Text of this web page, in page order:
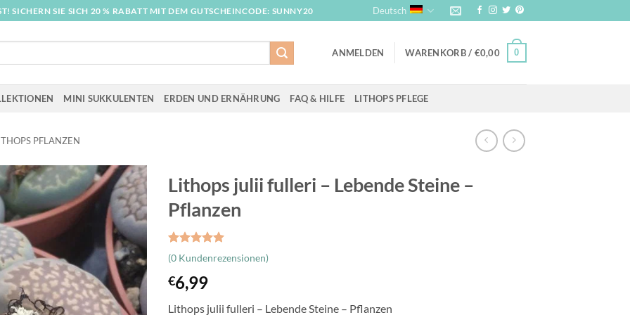
SICHERN SIE SICH 20 % RABATT MIT DEM GUTSCHEINCODE: SUNNY20 Deutsch
ANMELDEN WARENKORB / €0,00 0
MINI SUKKULENTEN ERDEN UND ERNÄHRUNG FAQ & HILFE LITHOPS PFLEGE
PFLANZEN
Lithops julii fulleri – Lebende Steine –
Pflanzen
Bewertet
mit5von
5, basierend
auf
1
(0 Kundenrezensionen)
€6,99
Lithops julii fulleri – Lebende Steine – Pflanzen